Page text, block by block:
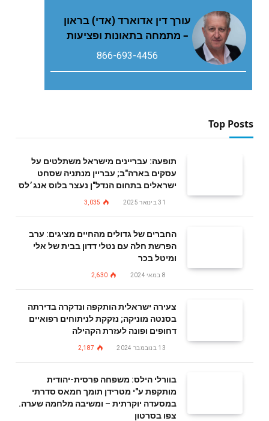
עורך דין אדוארד (אדי) בראון
– מתמחה בתאונות ופציעות
866-693-4456
Top Posts
תופעה: עבריינים מישראל משתלטים על
עסקים בארה"ב; עבריין מנתניה שסחט
ישראלים בתחום הנדל"ן נעצר בלוס אנג׳לס
31 בינואר 2025 3,035
החברים של גדולים מהחיים מציגים: ערב
הפרשת חלה עם נטלי דדון בבית של אלי
ומיטל בכר
8 במאי 2024 2,630
צעירה ישראלית הותקפה ונדקרה בדירתה
בסנטה מוניקה; נזקקת לניתוחים רפואיים
דחופים ופונה לעזרת הקהילה
13 בנובמבר 2024 2,187
בוורלי הילס: משפחה פרסית-יהודית
מותקפת ע"י מטרידן תומך חמאס סדרתי
במסעדה יוקרתית – ומשיבה מלחמה שערה.
צפו בסרטון